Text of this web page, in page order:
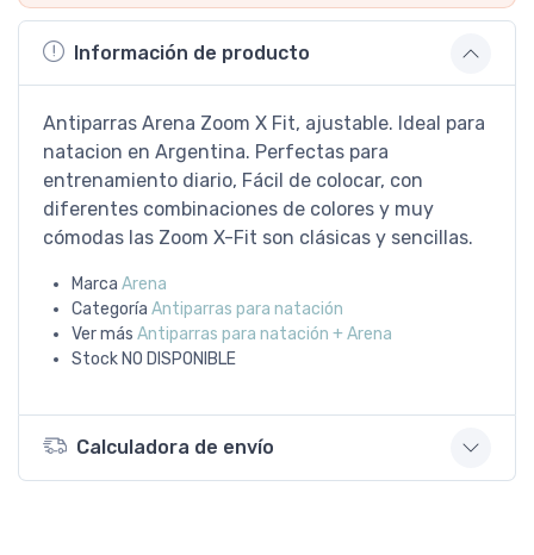
Información de producto
Antiparras Arena Zoom X Fit, ajustable. Ideal para
natacion en Argentina. Perfectas para
entrenamiento diario, Fácil de colocar, con
diferentes combinaciones de colores y muy
cómodas las Zoom X-Fit son clásicas y sencillas.
Marca Arena
Categoría Antiparras para natación
Ver más Antiparras para natación + Arena
Stock NO DISPONIBLE
Calculadora de envío